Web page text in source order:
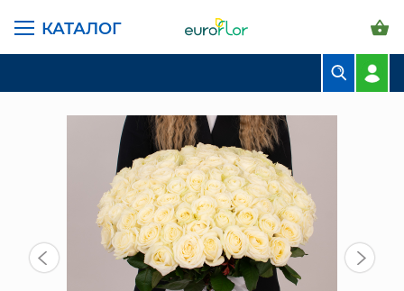
КАТАЛОГ
КОМПОЗИЦИИ
ЦВЕТЫ В ПАЧКАХ
СВАДЕБНАЯ ФЛОРИСТИКА
КОМНАТНЫЕ РАСТЕНИЯ
ГОРШКИ И КАШПО
ГЛАВНАЯ СТРАНИЦА КАТАЛОГ
БУКЕТЫ